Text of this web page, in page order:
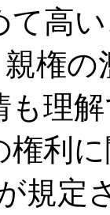
て高
権
も理
権利
規定